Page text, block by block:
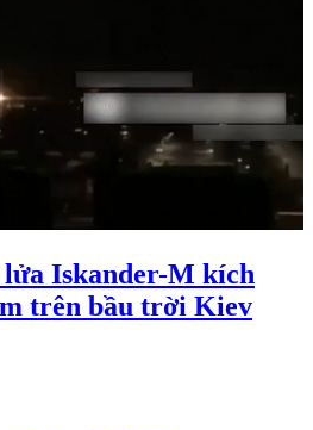
Iskander-M kích
trên bầu trời Kiev